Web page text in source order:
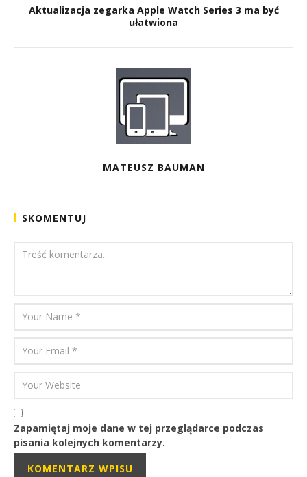
Aktualizacja zegarka Apple Watch Series 3 ma być
ułatwiona
MATEUSZ BAUMAN
SKOMENTUJ
Zapamiętaj moje dane w tej przeglądarce podczas
pisania kolejnych komentarzy.